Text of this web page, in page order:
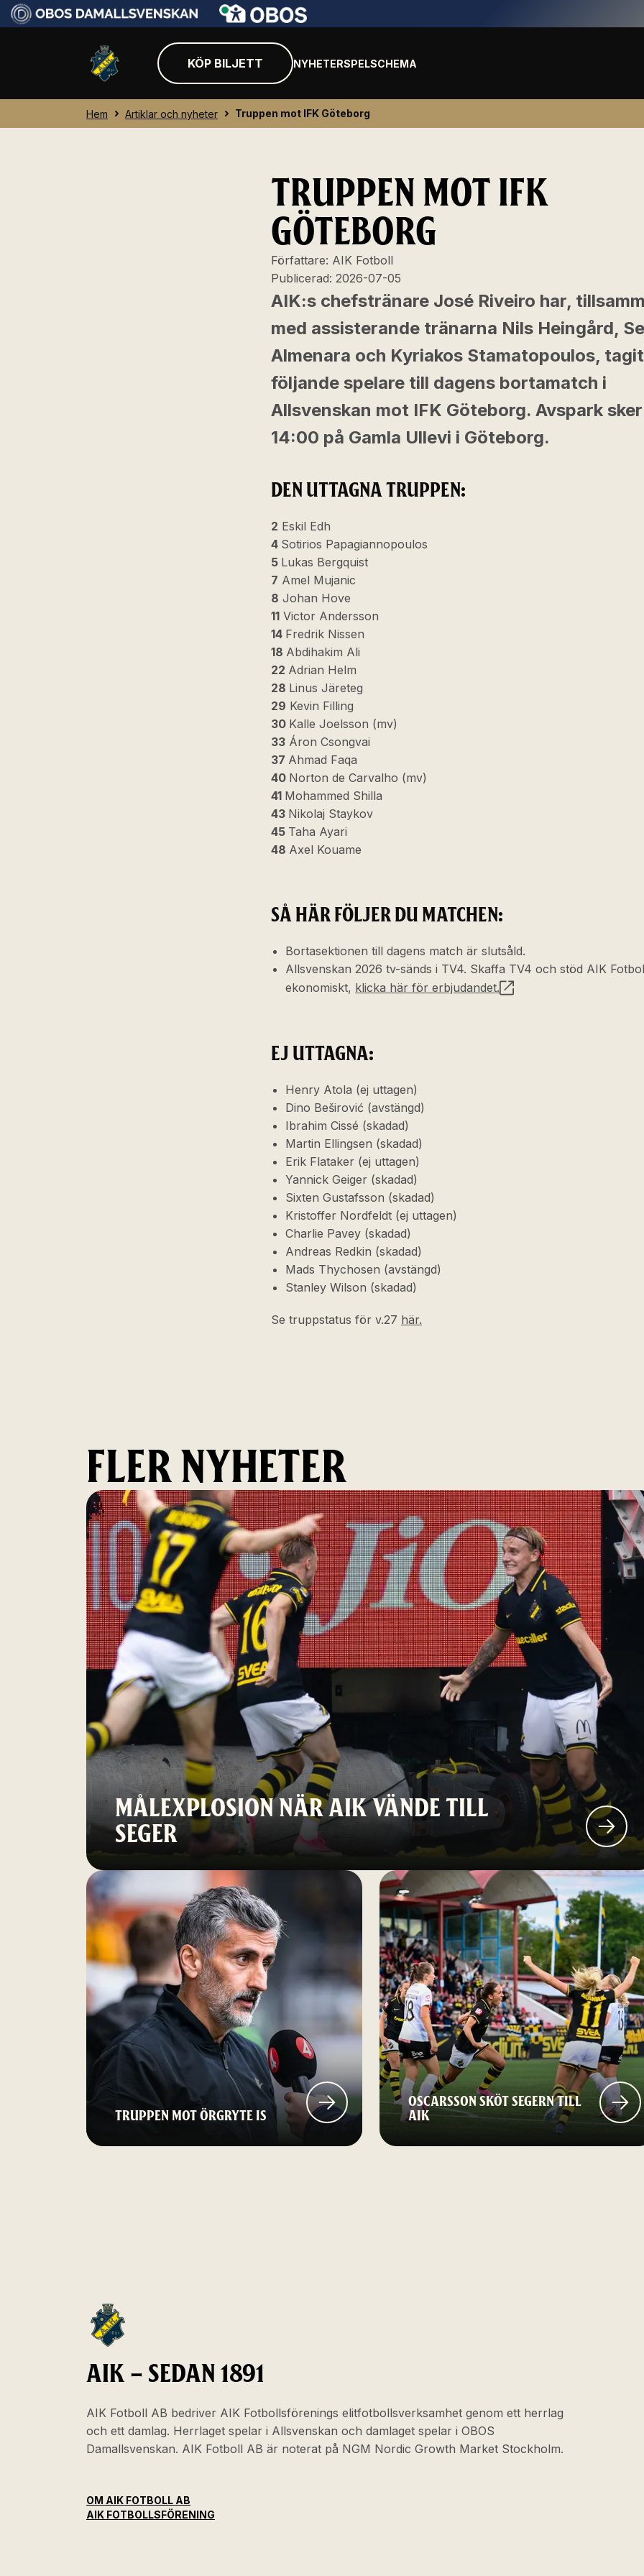
KÖP BILJETT NYHETERSPELSCHEMA
Hem Artiklar och nyheter Truppen mot IFK Göteborg
TRUPPEN MOT IFK
GÖTEBORG
Författare: AIK Fotboll
Publicerad: 2026-07-05
AIK:s chefstränare José Riveiro har,
med assisterande tränarna Nils Heingård,
Almenara och Kyriakos Stamatopoulos,
följande spelare till dagens bortamatch i
Allsvenskan mot IFK Göteborg. Avspark
14:00 på Gamla Ullevi i Göteborg.
DEN UTTAGNA TRUPPEN:
2 Eskil Edh
4 Sotirios Papagiannopoulos
5 Lukas Bergquist
7 Amel Mujanic
8 Johan Hove
11 Victor Andersson
14 Fredrik Nissen
18 Abdihakim Ali
22 Adrian Helm
28 Linus Järeteg
29 Kevin Filling
30 Kalle Joelsson (mv)
33 Áron Csongvai
37 Ahmad Faqa
40 Norton de Carvalho (mv)
41 Mohammed Shilla
43 Nikolaj Staykov
45 Taha Ayari
48 Axel Kouame
SÅ HÄR FÖLJER DU MATCHEN:
Bortasektionen till dagens match är slutsåld.
Allsvenskan 2026 tv-sänds i TV4. Skaffa TV4 och stöd AIK
ekonomiskt, klicka här för erbjudandet.
EJ UTTAGNA:
Henry Atola (ej uttagen)
Dino Beširović (avstängd)
Ibrahim Cissé (skadad)
Martin Ellingsen (skadad)
Erik Flataker (ej uttagen)
Yannick Geiger (skadad)
Sixten Gustafsson (skadad)
Kristoffer Nordfeldt (ej uttagen)
Charlie Pavey (skadad)
Andreas Redkin (skadad)
Mads Thychosen (avstängd)
Stanley Wilson (skadad)
Se truppstatus för v.27 här.
FLER NYHETER
MÅLEXPLOSION NÄR AIK VÄNDE TILL
SEGER
TRUPPEN MOT ÖRGRYTE IS
OSCARSSON SKÖT SEGERN TILL
AIK
AIK – SEDAN 1891
AIK Fotboll AB bedriver AIK Fotbollsförenings elitfotbollsverksamhet genom ett herrlag
och ett damlag. Herrlaget spelar i Allsvenskan och damlaget spelar i OBOS
Damallsvenskan. AIK Fotboll AB är noterat på NGM Nordic Growth Market Stockholm.
OM AIK FOTBOLL AB
AIK FOTBOLLSFÖRENING